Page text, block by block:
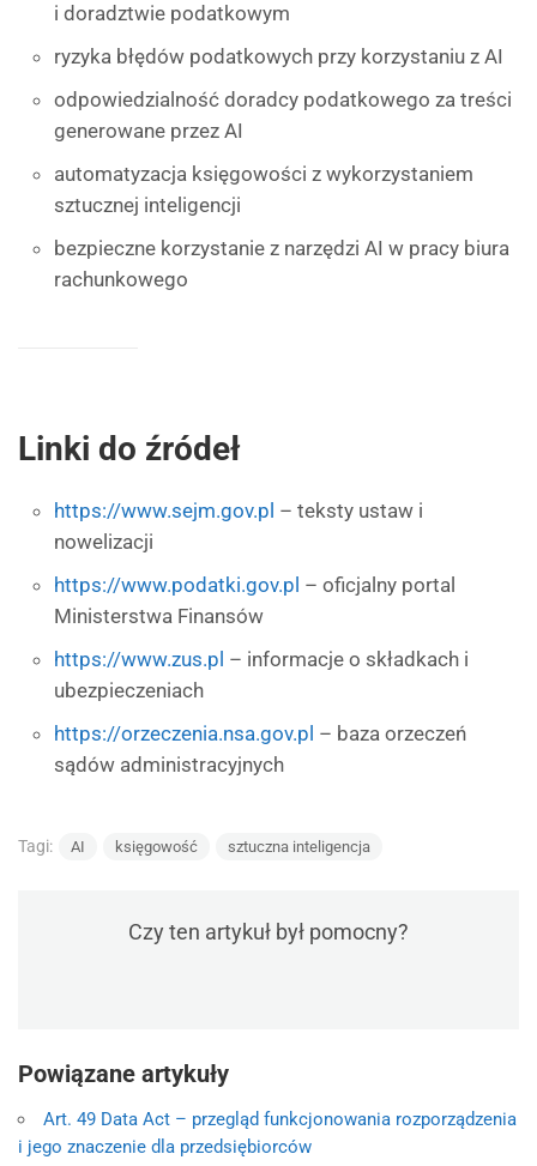
i doradztwie podatkowym
ryzyka błędów podatkowych przy korzystaniu z AI
odpowiedzialność doradcy podatkowego za treści
generowane przez AI
automatyzacja księgowości z wykorzystaniem
sztucznej inteligencji
bezpieczne korzystanie z narzędzi AI w pracy biura
rachunkowego
Linki do źródeł
https://www.sejm.gov.pl – teksty ustaw i
nowelizacji
https://www.podatki.gov.pl – oficjalny portal
Ministerstwa Finansów
https://www.zus.pl – informacje o składkach i
ubezpieczeniach
https://orzeczenia.nsa.gov.pl – baza orzeczeń
sądów administracyjnych
Tagi: AI księgowość sztuczna inteligencja
Czy ten artykuł był pomocny?
Powiązane artykuły
Art. 49 Data Act – przegląd funkcjonowania rozporządzenia
i jego znaczenie dla przedsiębiorców